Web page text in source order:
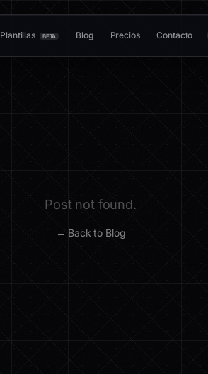
Plantillas BETA Blog Precios Contacto
Post not found.
← Back to Blog